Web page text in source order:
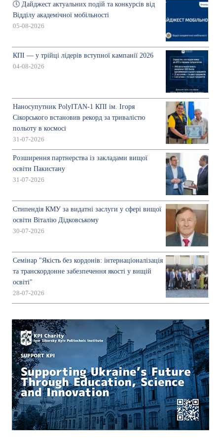
🕔 Дайджест актуальних подій та конкурсів від
Відділу академічної мобільності
05-08-2026
КПІ — у трійці лідерів вступної кампанії 2026
04-08-2026
Наносупутник PolyITAN-1 КПІ ім. Ігоря
Сікорського встановив рекорд за тривалістю
польоту в космосі
31-07-2026
Розширення партнерства із закладами вищої
освіти Пакистану
31-07-2026
Стипендія КМУ за видатні заслуги у сфері вищої
освіти Віталію Дідковському
30-07-2026
Семінар "Якість без кордонів: інтернаціоналізація
та транскордонне забезпечення якості у вищій
освіті"
28-07-2026